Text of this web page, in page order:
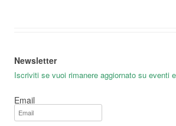
Newsletter
Iscriviti se vuoi rimanere aggiornato su eventi
Email